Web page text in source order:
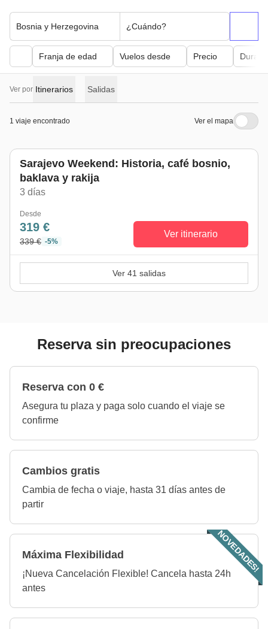
Bosnia y Herzegovina ¿Cuándo?
Franja de edad Vuelos desde Precio
Ver por Itinerarios Salidas
1 viaje encontrado Ver el mapa
Sarajevo Weekend: Historia, café bosnio,
baklava y rakija
3 días
Desde
319 €
339 € -5%
Ver itinerario
Ver 41 salidas
Reserva sin preocupaciones
Reserva con 0 €
Asegura tu plaza y paga solo cuando el viaje se
confirme
Cambios gratis
Cambia de fecha o viaje, hasta 31 días antes de
partir
NOVEDADES!
Máxima Flexibilidad
¡Nueva Cancelación Flexible! Cancela hasta 24h
antes